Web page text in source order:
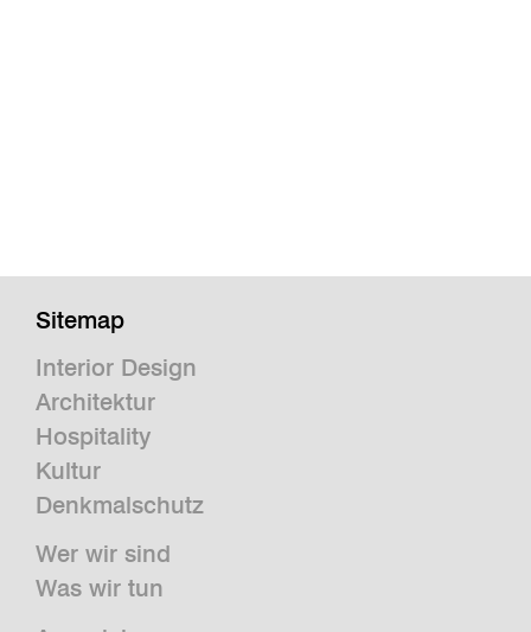
Sitemap
Interior Design
Architektur
Hospitality
Kultur
Denkmalschutz
Wer wir sind
Was wir tun